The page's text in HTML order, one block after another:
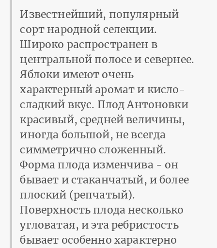
Известнейший, популярный
сорт народной селекции.
Широко распространен в
центральной полосе и севернее.
Яблоки имеют очень
характерный аромат и кисло-
сладкий вкус. Плод Антоновки
красивый, средней величины,
иногда большой, не всегда
симметрично сложенный.
Форма плода изменчива - он
бывает и стаканчатый, и более
плоский (репчатый).
Поверхность плода несколько
угловатая, и эта ребристость
бывает особенно характерно